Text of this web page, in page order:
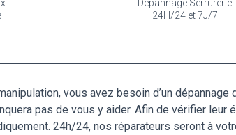
Dépannage Serrurerie
24H/24 et 7J/7
vous avez besoin d’un
pas de vous y aider. Afin de vérifier
24h/24, nos réparateurs seront à